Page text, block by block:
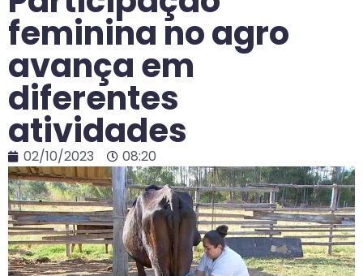
feminina no agro
avança em
diferentes
atividades
02/10/2023 08:20